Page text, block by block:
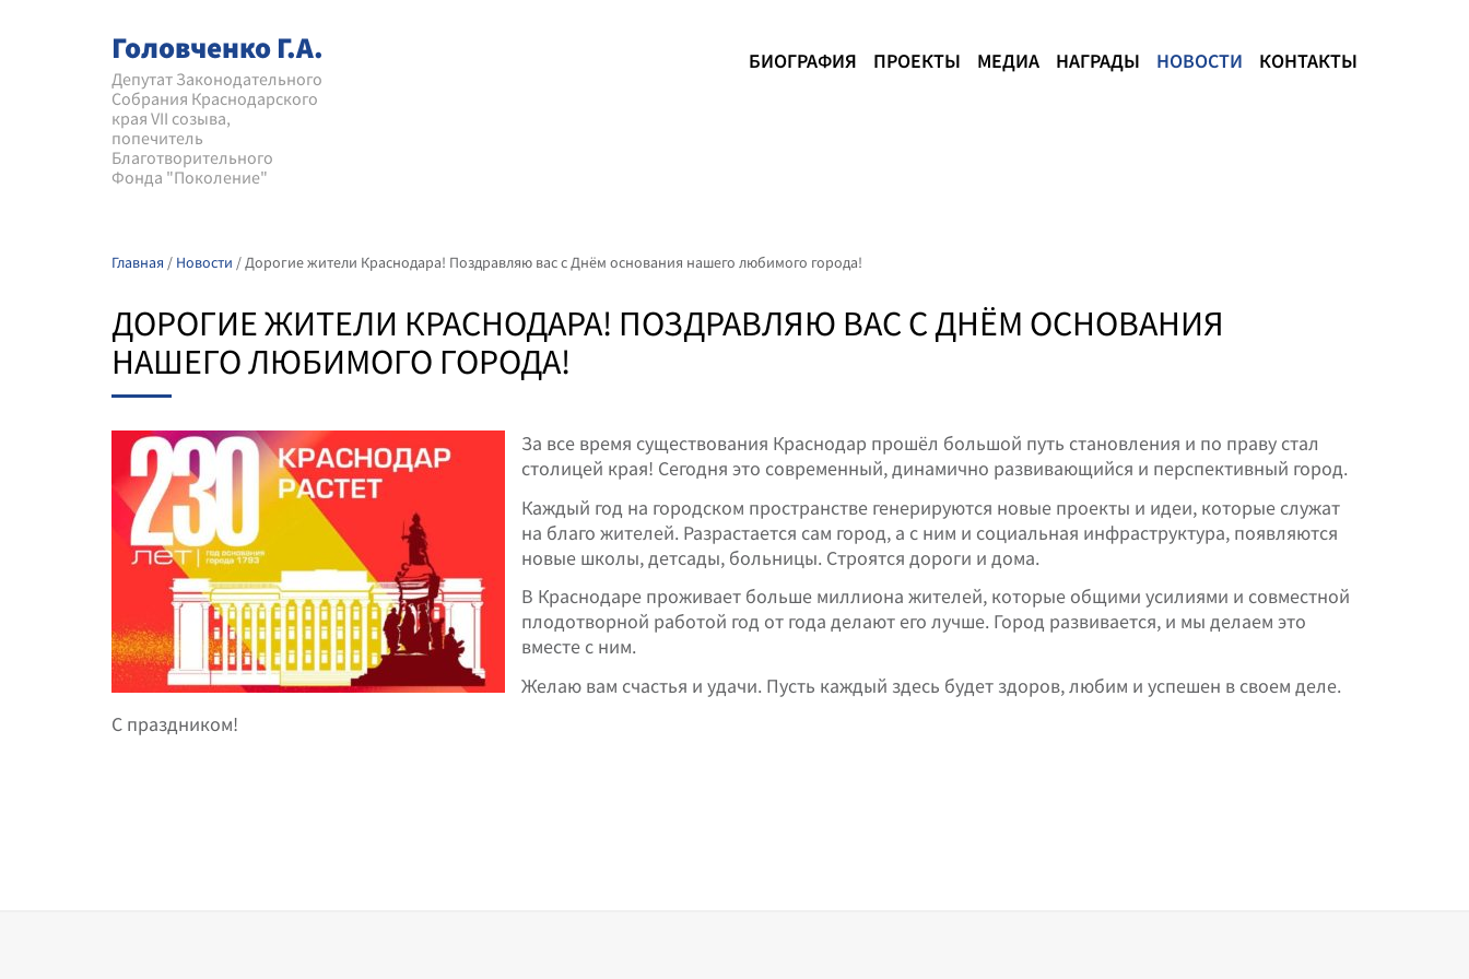
Головченко Г.А.
Депутат Законодательного
Собрания Краснодарского
края VII созыва,
попечитель
Благотворительного
Фонда "Поколение"
БИОГРАФИЯ ПРОЕКТЫ МЕДИА НАГРАДЫ НОВОСТИ КОНТАКТЫ
Главная / Новости /Дорогие жители Краснодара! Поздравляю вас с Днём основания нашего любимого города!
ДОРОГИЕ ЖИТЕЛИ КРАСНОДАРА! ПОЗДРАВЛЯЮ ВАС С ДНЁМ ОСНОВАНИЯ
НАШЕГО ЛЮБИМОГО ГОРОДА!
За все время существования Краснодар прошёл большой путь становления и по праву стал
столицей края! Сегодня это современный, динамично развивающийся и перспективный город.
Каждый год на городском пространстве генерируются новые проекты и идеи, которые служат
на благо жителей. Разрастается сам город, а с ним и социальная инфраструктура, появляются
новые школы, детсады, больницы. Строятся дороги и дома.
В Краснодаре проживает больше миллиона жителей, которые общими усилиями и совместной
плодотворной работой год от года делают его лучше. Город развивается, и мы делаем это
вместе с ним.
Желаю вам счастья и удачи. Пусть каждый здесь будет здоров, любим и успешен в своем деле.
С праздником!